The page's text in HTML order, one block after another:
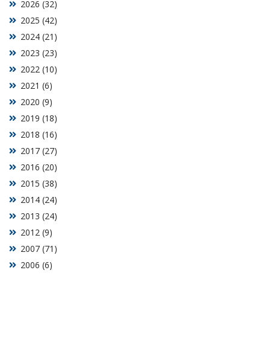
2006 (6)
2007 (71)
2012 (9)
2013 (24)
2014 (24)
2015 (38)
2016 (20)
2017 (27)
2018 (16)
2019 (18)
2020 (9)
2021 (6)
2022 (10)
2023 (23)
2024 (21)
2025 (42)
2026 (32)